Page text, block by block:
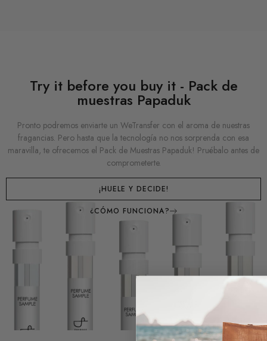
Try it before you buy it - Pack de
muestras Papaduk
Pronto podremos enviarte un WeTransfer con el aroma de nuestras
fragancias. Pero hasta que la tecnología no nos sorprenda con esa
maravilla, te ofrecemos el Pack de Muestras Papaduk! Pruébalo antes de
comprometerte.
¡HUELE Y DECIDE!
¿CÓMO FUNCIONA?